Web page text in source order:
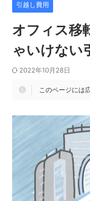
引越し費用
オフィス移
ゃいけない
2022年10月28日
このページには